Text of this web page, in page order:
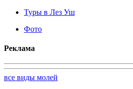
Туры в Лез Уш
Фото
Реклама
все виды молей